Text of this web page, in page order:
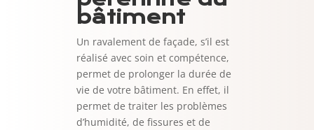
bâtiment
Un ravalement de façade, s’il est
réalisé avec soin et compétence,
permet de prolonger la durée de
vie de votre bâtiment. En effet, il
permet de traiter les problèmes
d’humidité, de fissures et de